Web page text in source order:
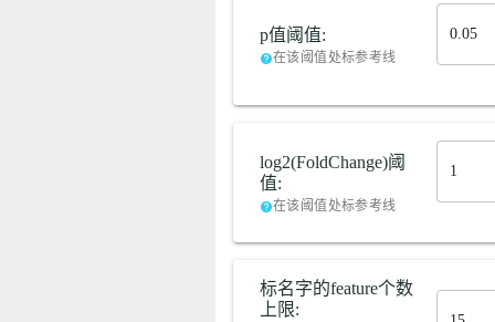
p值阈值:
help在该阈值处标参考线
log2(FoldChange)阈
值:
help在该阈值处标参考线
标名字的feature个数
上限: